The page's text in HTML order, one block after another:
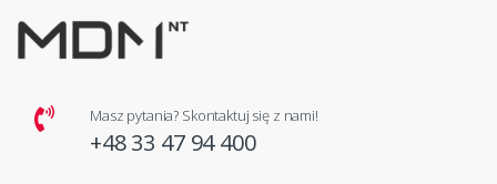
Masz pytania? Skontaktuj się z nami!
+48 33 47 94 400